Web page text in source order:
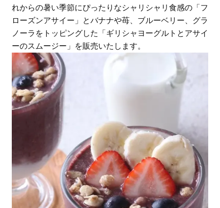
れからの暑い季節にぴったりなシャリシャリ食感の「フ
ローズンアサイー」とバナナや苺、ブルーベリー、グラ
ノーラをトッピングした「ギリシャヨーグルトとアサイ
ーのスムージー」を販売いたします。